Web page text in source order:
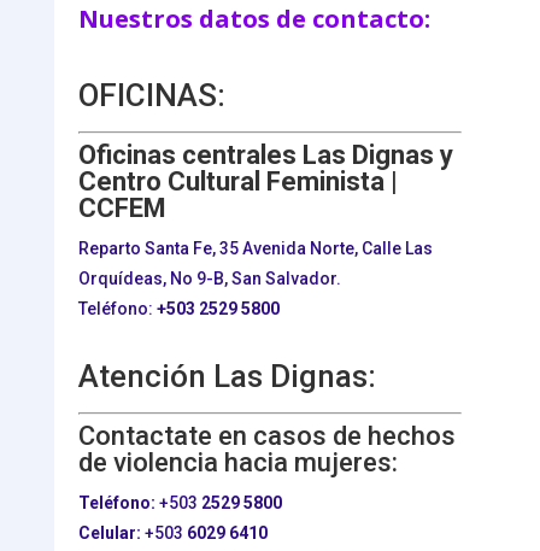
Nuestros datos de contacto:
OFICINAS:
Oficinas centrales Las Dignas y
Centro Cultural Feminista |
CCFEM
Reparto Santa Fe, 35 Avenida Norte, Calle Las
Orquídeas, No 9-B, San Salvador.
Teléfono: +503 2529 5800
Atención Las Dignas:
Contactate en casos de hechos
de violencia hacia mujeres:
Teléfono: +503 2529 5800
Celular: +503 6029 6410